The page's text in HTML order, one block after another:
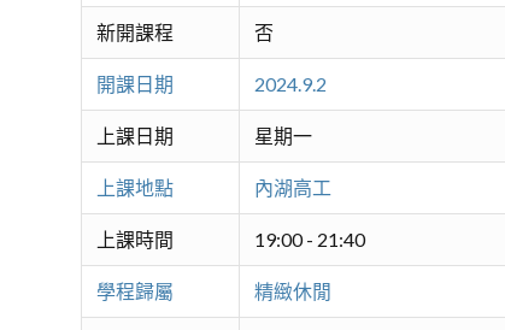
新開課程 否
開課日期 2024.9.2
上課日期 星期一
上課地點 內湖高工
上課時間 19:00 - 21:40
學程歸屬 精緻休閒